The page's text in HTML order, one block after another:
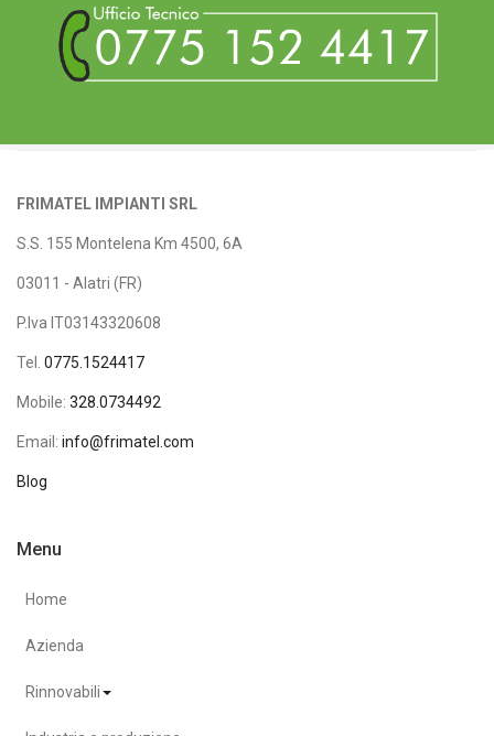
FRIMATEL IMPIANTI SRL
S.S. 155 Montelena Km 4500, 6A
03011 - Alatri (FR)
P.Iva IT03143320608
Tel. 0775.1524417
Mobile: 328.0734492
Email: info@frimatel.com
Blog
Menu
Home
Azienda
Rinnovabili